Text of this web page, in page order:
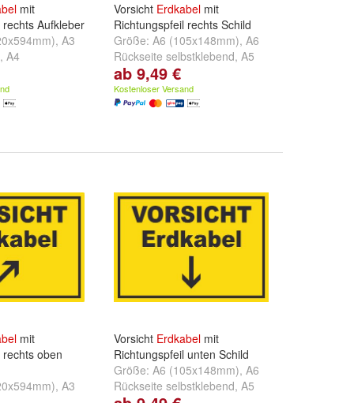
mit
Aufkleber
, A3
, A4
Vorsicht Erdkabel mit
Richtungspfeil rechts Schild
Größe: A6 (105x148mm), A6
Rückseite selbstklebend, A5
(148x210mm)
ab 9,49 €
Kostenloser Versand
mit
oben
, A3
Vorsicht Erdkabel mit
Richtungspfeil unten Schild
Größe: A6 (105x148mm), A6
Rückseite selbstklebend, A5